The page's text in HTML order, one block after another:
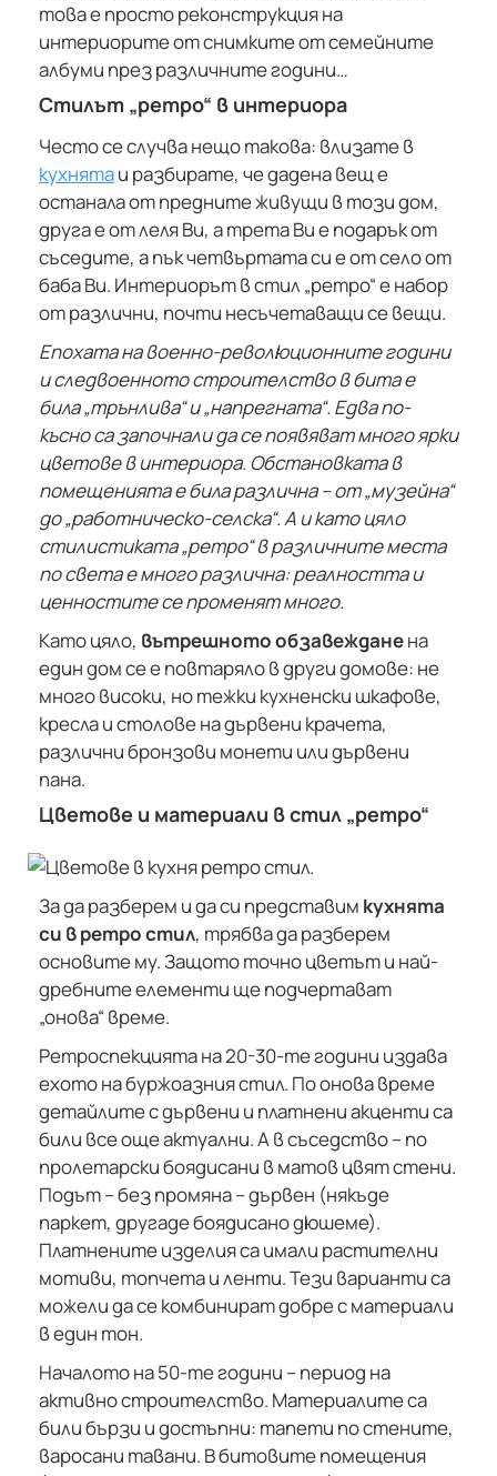
това е просто реконструкция на
интериорите от снимките от семейните
албуми през различните години…
Стилът „ретро“ в интериора
Често се случва нещо такова: влизате в
кухнятаи разбирате, че дадена вещ е
останала от предните живущи в този дом,
друга е от леля Ви, а трета Ви е подарък от
съседите, а пък четвъртата си е от село от
баба Ви. Интериорът в стил „ретро“ е набор
от различни, почти несъчетаващи се вещи.
Епохата на военно-революционните години
и следвоенното строителство в бита е
била „трънлива“ и „напрегната“. Едва по-
късно са започнали да се появяват много ярки
цветове в интериора. Обстановката в
помещенията е била различна – от „музейна“
до „работническо-селска“. А и като цяло
стилистиката „ретро“ в различните места
по света е много различна: реалността и
ценностите се променят много.
Като цяло, вътрешното обзавежданена
един дом се е повтаряло в други домове: не
много високи, но тежки кухненски шкафове,
кресла и столове на дървени крачета,
различни бронзови монети или дървени
пана.
Цветове и материали в стил „ретро“
За да разберем и да си представим кухнята
си в ретро стил, трябва да разберем
основите му. Защото точно цветът и най-
дребните елементи ще подчертават
„онова“ време.
Ретроспекцията на 20-30-те години издава
ехото на буржоазния стил. По онова време
детайлите с дървени и платнени акценти са
били все още актуални. А в съседство – по
пролетарски боядисани в матов цвят стени.
Подът – без промяна – дървен (някъде
паркет, другаде боядисано дюшеме).
Платнените изделия са имали растителни
мотиви, топчета и ленти. Тези варианти са
можели да се комбинират добре с материали
в един тон.
Началото на 50-те години – период на
активно строителство. Материалите са
били бързи и достъпни: тапети по стените,
варосани тавани. В битовите помещения